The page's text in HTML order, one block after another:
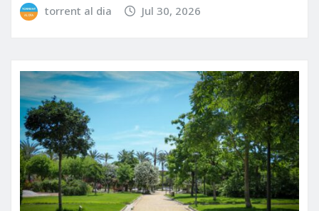
torrent al dia Jul 30, 2026